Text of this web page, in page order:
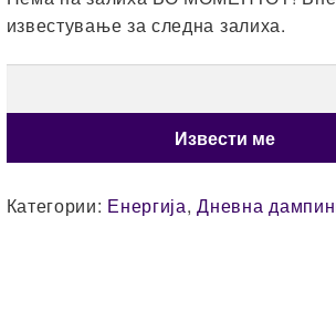
известување за следна залиха.
Категории: Енергија,Дневна